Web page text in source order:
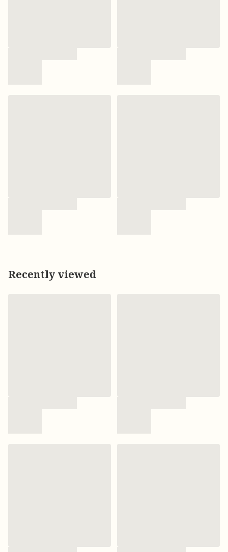
Recently viewed